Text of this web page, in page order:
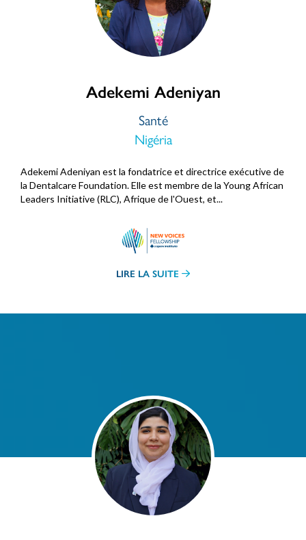
Adekemi Adeniyan
Santé
Nigéria
Adekemi Adeniyan est la fondatrice et directrice exécutive de
la Dentalcare Foundation. Elle est membre de la Young African
Leaders Initiative (RLC), Afrique de l'Ouest, et...
LIRE LA SUITE